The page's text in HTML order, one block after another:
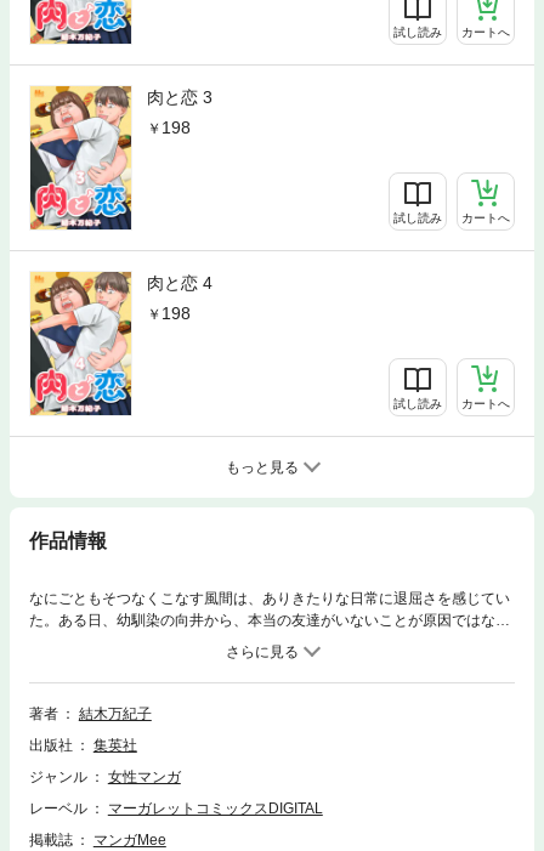
試し読み カートへ
肉と恋 3
198
試し読み カートへ
肉と恋 4
198
試し読み カートへ
もっと見る
作品情報
なにごともそつなくこなす風間は、ありきたりな日常に退屈さを感じてい
た。ある日、幼馴染の向井から、本当の友達がいないことが原因ではない
かと指摘される。その言葉に動揺を隠せない風間。彼は本当の友達を作る
ため、ぽっちゃり（？）体型の肉原と友達になろうとするが…！
著者
結木万紀子
出版社
集英社
ジャンル
女性マンガ
レーベル
マーガレットコミックスDIGITAL
掲載誌
マンガMee